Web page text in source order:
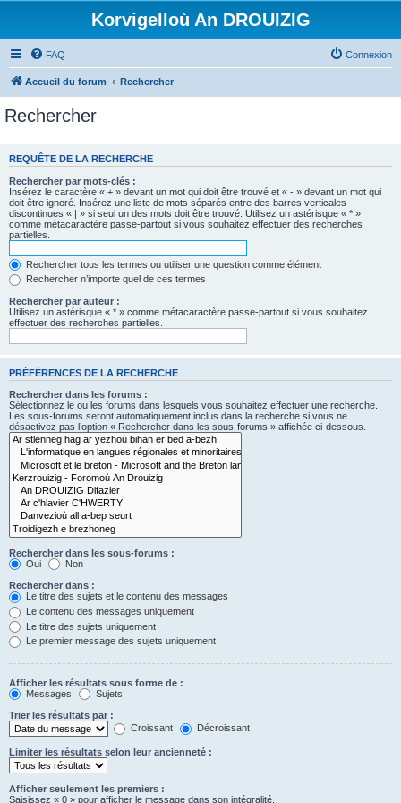
Korvigelloù An DROUIZIG
FAQ Connexion
Accueil du forum Rechercher
Rechercher
REQUÊTE DE LA RECHERCHE
Rechercher par mots-clés :
Insérez le caractère « + » devant un mot qui doit être trouvé et « - » devant un mot qui
doit être ignoré. Insérez une liste de mots séparés entre des barres verticales
discontinues « | » si seul un des mots doit être trouvé. Utilisez un astérisque « * »
comme métacaractère passe-partout si vous souhaitez effectuer des recherches
partielles.
Rechercher tous les termes ou utiliser une question comme élément
Rechercher n’importe quel de ces termes
Rechercher par auteur :
Utilisez un astérisque « * » comme métacaractère passe-partout si vous souhaitez
effectuer des recherches partielles.
PRÉFÉRENCES DE LA RECHERCHE
Rechercher dans les forums :
Sélectionnez le ou les forums dans lesquels vous souhaitez effectuer une recherche.
Les sous-forums seront automatiquement inclus dans la recherche si vous ne
désactivez pas l’option « Rechercher dans les sous-forums » affichée ci-dessous.
Rechercher dans les sous-forums :
Oui
Non
Rechercher dans :
Le titre des sujets et le contenu des messages
Le contenu des messages uniquement
Le titre des sujets uniquement
Le premier message des sujets uniquement
Afficher les résultats sous forme de :
Messages
Sujets
Trier les résultats par :
Croissant
Décroissant
Limiter les résultats selon leur ancienneté :
Afficher seulement les premiers :
Saisissez « 0 » pour afficher le message dans son intégralité.